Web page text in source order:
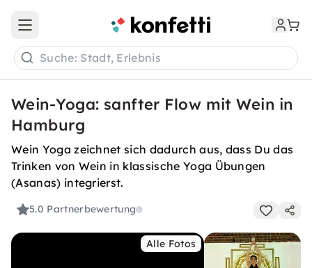
Open main menu
Suche: Stadt, Erlebnis
Wein-Yoga: sanfter Flow mit Wein in
Hamburg
Wein Yoga zeichnet sich dadurch aus, dass Du das
Trinken von Wein in klassische Yoga Übungen
(Asanas) integrierst.
5.0 Partnerbewertung
Alle Fotos